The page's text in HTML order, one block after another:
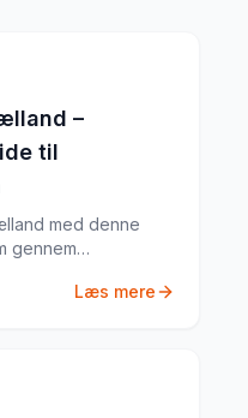
–
til
med denne
gennem
meget mere. Tips til
Læs mere